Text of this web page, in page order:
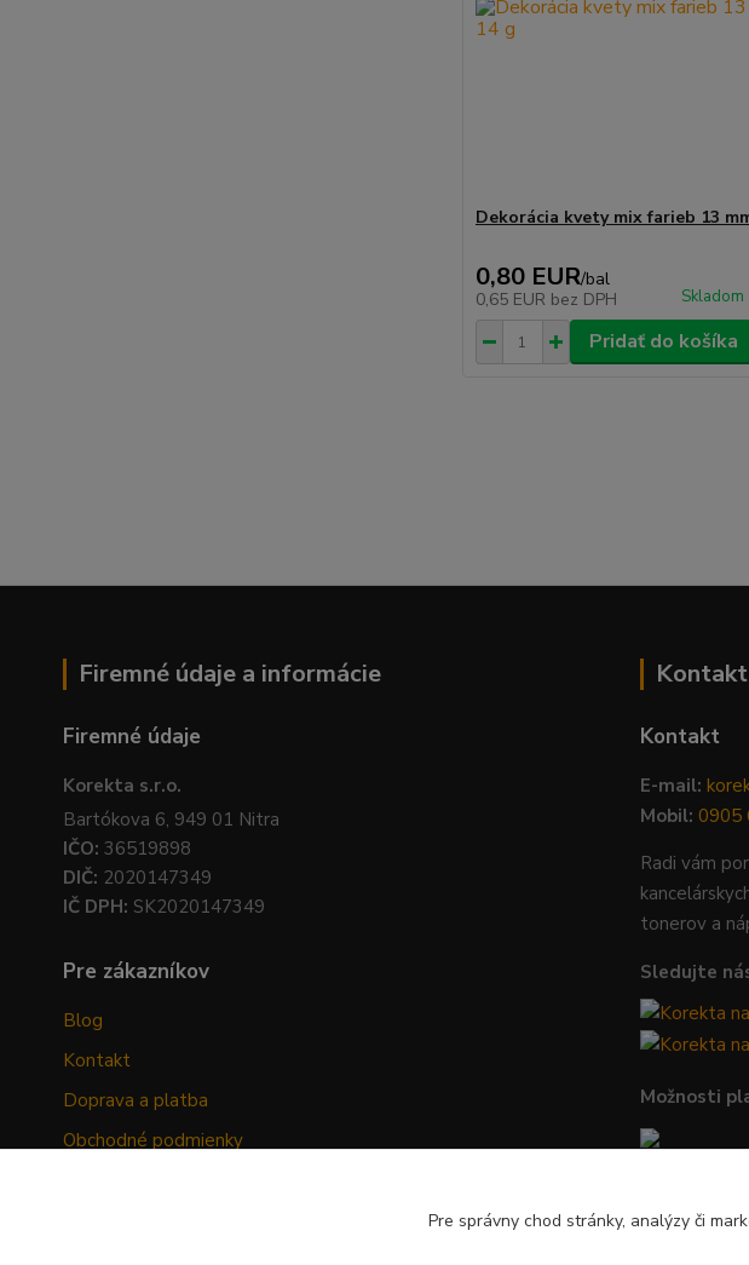
Dekorácia kvety mix farieb 13
0,80 EUR/bal
0,65 EUR bez DPH
Pridať do košíka
Firemné údaje a informácie
Firemné údaje
Korekta s.r.o.
Bartókova 6, 949 01 Nitra
IČO: 36519898
DIČ: 2020147349
IČ DPH: SK2020147349
Pre zákazníkov
Blog
Kontakt
Doprava a platba
Obchodné podmienky
Kontakt
Kontakt
E-mail:
Mobil: 0905
Radi vám
tonerov a
Sledujte
Možnosti
Bezpečná
Apple Pay a
Pre správny chod stránky, analýzy či